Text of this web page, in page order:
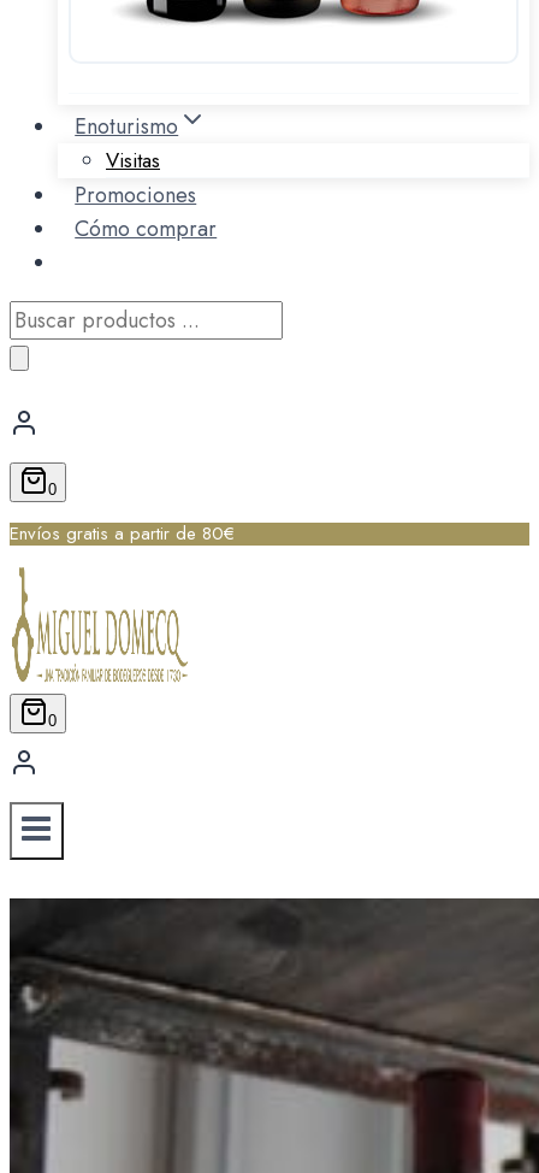
Enoturismo
Visitas
Promociones
Cómo comprar
Búsqueda
de
0
Envíos gratis a partir de 80€
0